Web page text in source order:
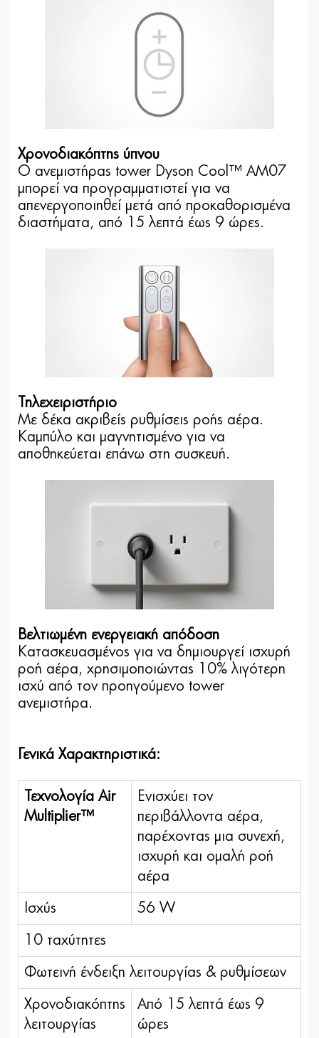
Χρονοδιακόπτης ύπνου
Ο ανεμιστήρας tower Dyson Cool™ AM07
μπορεί να προγραμματιστεί για να
απενεργοποιηθεί μετά από προκαθορισμένα
διαστήματα, από 15 λεπτά έως 9 ώρες.
Τηλεχειριστήριο
Με δέκα ακριβείς ρυθμίσεις ροής αέρα.
Καμπύλο και μαγνητισμένο για να
αποθηκεύεται επάνω στη συσκευή.
Βελτιωμένη ενεργειακή απόδοση
Κατασκευασμένος για να δημιουργεί ισχυρή
ροή αέρα, χρησιμοποιώντας 10% λιγότερη
ισχύ από τον προηγούμενο tower
ανεμιστήρα.
Γενικά Χαρακτηριστικά:
Τεχνολογία Air
Multiplier™
Ενισχύει τον
περιβάλλοντα αέρα,
παρέχοντας μια συνεχή,
ισχυρή και ομαλή ροή
αέρα
Ισχύς 56 W
10 ταχύτητες
Φωτεινή ένδειξη λειτουργίας & ρυθμίσεων
Χρονοδιακόπτης
λειτουργίας
Από 15 λεπτά έως 9
ώρες